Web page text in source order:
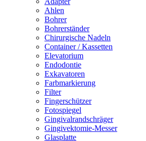
Ahlen
Bohrer
Bohrerständer
Chirurgische Nadeln
Container / Kassetten
Elevatorium
Endodontie
Exkavatoren
Farbmarkierung
Filter
Fingerschützer
Fotospiegel
Gingivalrandschräger
Gingivektomie-Messer
Glasplatte